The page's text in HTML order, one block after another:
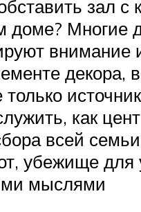
зал с
доме? Многие
внимание
декора,
только
как
всей
убежище для
мыслями